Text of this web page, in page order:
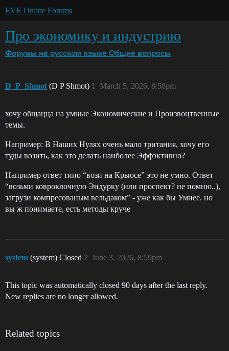
EVE Online Forums
Про экономику и индустрию
Форумы на русском языке Общие вопросы
D_P_Shmot (D P Shmot) March 5, 2026, 8:58pm
1
хочу общацца на умные Экономические и Произвоцтвенные
темы.
Например: В Наших Нулях очень мало тритания, хочу его
туды возить, как это делать наиболее Эффэктивно?
Например ответ типо “вози на Крыосе” это не умно. Ответ
“возьми ковроклочную Эндурку (или проспект? не помню..),
загрузи компресованым вельдаком” - уже как бы Умнее. но
вы ж понимаете, есть методы круче
system (system) Closed June 3, 2026, 8:59pm
2
This topic was automatically closed 90 days after the last reply.
New replies are no longer allowed.
Related topics